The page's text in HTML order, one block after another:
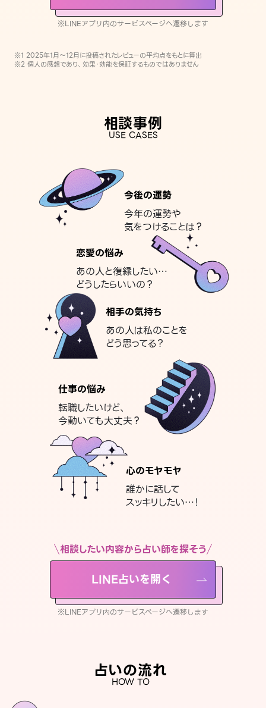
※LINEアプリ内のサービスページへ遷移します
※1 2025年1月〜12月に投稿されたレビューの平均点をもとに算出
※2 個人の感想であり、効果・効能を保証するものではありません
相談事例
USE CASES
今後の運勢
今年の運勢や
気をつけることは？
恋愛の悩み
あの人と復縁したい…
どうしたらいいの？
相手の気持ち
あの人は私のことを
どう思ってる？
仕事の悩み
転職したいけど、
今動いても大丈夫？
心のモヤモヤ
誰かに話して
スッキリしたい…！
相談したい内容から占い師を探そう
LINE占いを開く
※LINEアプリ内のサービスページへ遷移します
占いの流れ
HOW TO